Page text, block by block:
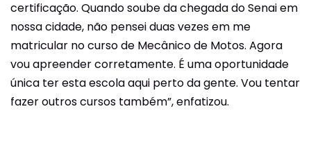
certificação. Quando soube da chegada do Senai em
nossa cidade, não pensei duas vezes em me
matricular no curso de Mecânico de Motos. Agora
vou apreender corretamente. É uma oportunidade
única ter esta escola aqui perto da gente. Vou tentar
fazer outros cursos também”, enfatizou.